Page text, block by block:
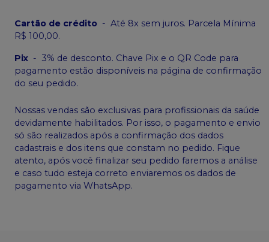
Cartão de crédito - Até 8x sem juros. Parcela Mínima
R$ 100,00.
Pix - 3% de desconto. Chave Pix e o QR Code para
pagamento estão disponíveis na página de confirmação
do seu pedido.
Nossas vendas são exclusivas para profissionais da saúde
devidamente habilitados. Por isso, o pagamento e envio
só são realizados após a confirmação dos dados
cadastrais e dos itens que constam no pedido. Fique
atento, após você finalizar seu pedido faremos a análise
e caso tudo esteja correto enviaremos os dados de
pagamento via WhatsApp.